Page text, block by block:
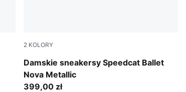
2 KOLORY
Damskie sneakersy Speedcat Ballet
Nova Metallic
PUMA White-PUMA Black
399,00 zł